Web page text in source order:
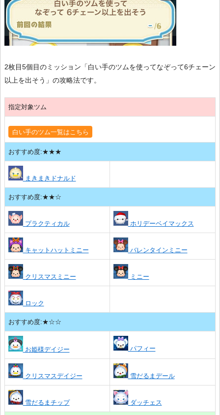
2枚目5個目のミッション「白い手のツムを使ってなぞって6チェーン
以上を出そう」の攻略法です。
指定対象ツム
白い手のツム一覧はこちら
おすすめ度:★★★
まきまきドナルド
おすすめ度:★★☆
プラクティカル ホリデーベイマックス
キャットハットミニー バレンタインミニー
クリスマスミニー ミニー
ロック
おすすめ度:★☆☆
お姫様デイジー パフィー
クリスマスデイジー 雪だるまデール
雪だるまチップ ダッチェス